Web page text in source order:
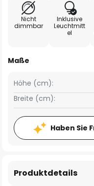
Nicht
dimmbar
Inklusive
Leuchtmitt
el
Maße
Breite (cm):
Höhe (cm):
Haben Sie
Produktdetails